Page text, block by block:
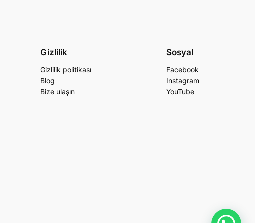
Gizlilik
Gizlilik politikası
Blog
Bize ulaşın
Sosyal
Facebook
Instagram
YouTube